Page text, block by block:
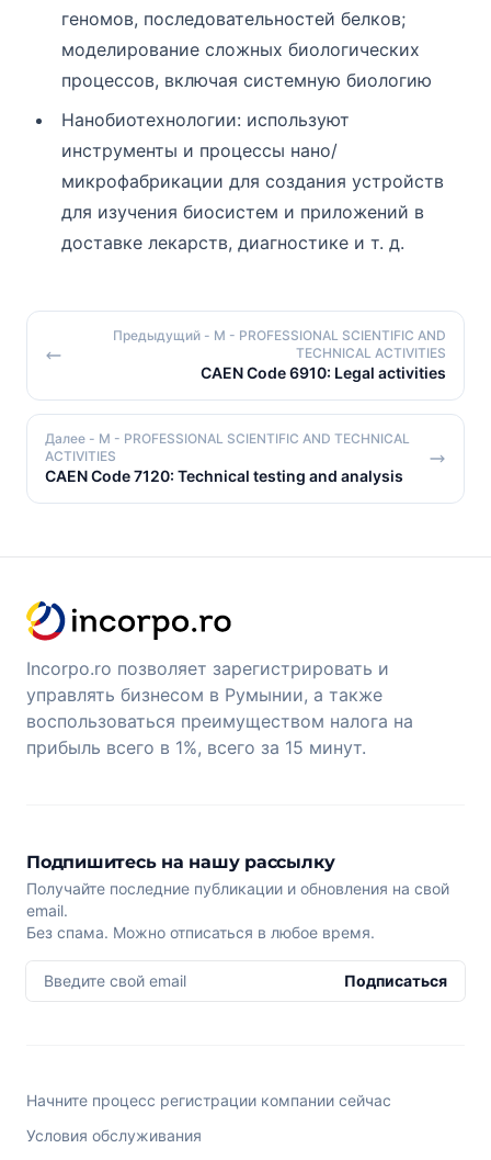
геномов, последовательностей белков;
моделирование сложных биологических
процессов, включая системную биологию
Нанобиотехнологии: используют
инструменты и процессы нано/
микрофабрикации для создания устройств
для изучения биосистем и приложений в
доставке лекарств, диагностике и т. д.
Предыдущий - M - PROFESSIONAL SCIENTIFIC AND
TECHNICAL ACTIVITIES
CAEN Code 6910: Legal activities
Далее - M - PROFESSIONAL SCIENTIFIC AND TECHNICAL
ACTIVITIES
CAEN Code 7120: Technical testing and analysis
Incorpo.ro позволяет зарегистрировать и
управлять бизнесом в Румынии, а также
воспользоваться преимуществом налога на
прибыль всего в 1%, всего за 15 минут.
Подпишитесь на нашу рассылку
Получайте последние публикации и обновления на свой
email.
Без спама. Можно отписаться в любое время.
Введите свой email Подписаться
Начните процесс регистрации компании сейчас
Условия обслуживания